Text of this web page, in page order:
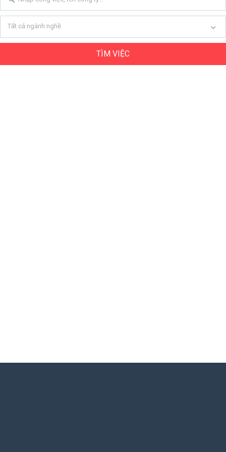
Tất cả ngành nghề